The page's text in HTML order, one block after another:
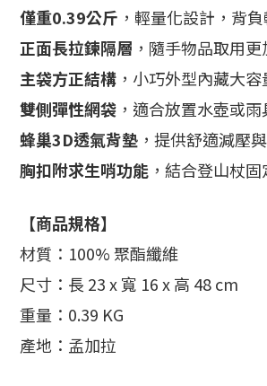
僅重0.39公斤 ，輕量化設計，背
正面長拉鍊隔層 ，隨手物品取用
主袋方正結構 ，小巧外型內藏大
雙側彈性網袋 ，適合放置水壺或雨
蜂巢3D透氣背墊 ，提供舒適減壓
胸扣附求生哨功能 ，結合登山杖
【商品規格】
材質：100% 聚酯纖維
尺寸：長 23 x 寬 16 x 高 48 cm
重量：0.39 KG
產地：孟加拉